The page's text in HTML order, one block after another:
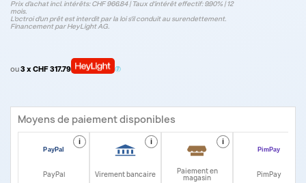
Prix d’achat incl. intérêts: CHF 966.84 | Taux d‘intérêt effectif: 9.90% | 12
mois.
L'octroi d'un prêt est interdit par la loi s'il conduit au surendettement.
Financement par HeyLight AG.
ou3 x CHF 317.79
Moyens de paiement disponibles
i
PayPal
i
Virement bancaire
i
Paiement en
magasin PimPay